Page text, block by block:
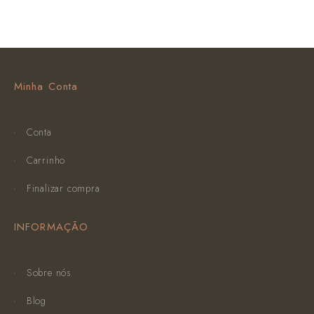
Minha Conta
Conta
Carrinho
Finalizar compra
INFORMAÇÃO
Sobre nós
Blog